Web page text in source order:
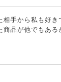
相手から私も好き
商品が他でもある